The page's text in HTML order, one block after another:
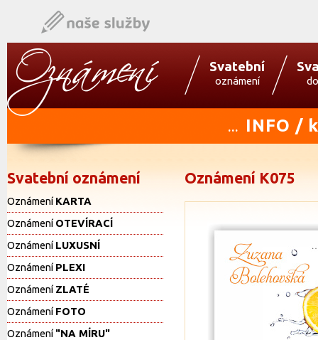
Svatební
oznámení
... INFO /
Svatební oznámení
Oznámení KARTA
Oznámení OTEVÍRACÍ
Oznámení LUXUSNÍ
Oznámení PLEXI
Oznámení ZLATÉ
Oznámení FOTO
Oznámení "NA MÍRU"
Oznámení K075